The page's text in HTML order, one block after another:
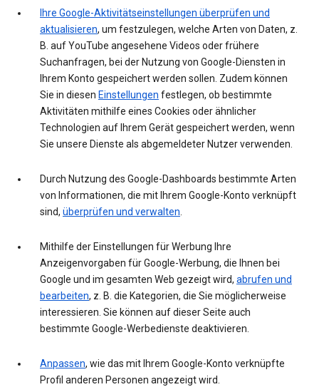
Ihre Google-Aktivitätseinstellungen überprüfen und
aktualisieren, um festzulegen, welche Arten von Daten, z.
B. auf YouTube angesehene Videos oder frühere
Suchanfragen, bei der Nutzung von Google-Diensten in
Ihrem Konto gespeichert werden sollen. Zudem können
Sie in diesen Einstellungen festlegen, ob bestimmte
Aktivitäten mithilfe eines Cookies oder ähnlicher
Technologien auf Ihrem Gerät gespeichert werden, wenn
Sie unsere Dienste als abgemeldeter Nutzer verwenden.
Durch Nutzung des Google-Dashboards bestimmte Arten
von Informationen, die mit Ihrem Google-Konto verknüpft
sind, überprüfen und verwalten.
Mithilfe der Einstellungen für Werbung Ihre
Anzeigenvorgaben für Google-Werbung, die Ihnen bei
Google und im gesamten Web gezeigt wird, abrufen und
bearbeiten, z. B. die Kategorien, die Sie möglicherweise
interessieren. Sie können auf dieser Seite auch
bestimmte Google-Werbedienste deaktivieren.
Anpassen, wie das mit Ihrem Google-Konto verknüpfte
Profil anderen Personen angezeigt wird.